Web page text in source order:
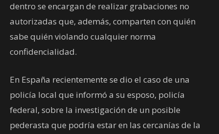
dentro se encargan de realizar grabaciones no
autorizadas que, además, comparten con quién
sabe quién violando cualquier norma
confidencialidad.
En España recientemente se dio el caso de una
policía local que informó a su esposo, policía
federal, sobre la investigación de un posible
pederasta que podría estar en las cercanías de la